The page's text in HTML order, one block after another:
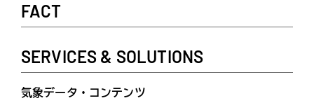
FACT
SERVICES & SOLUTIONS
気象データ・コンテンツ